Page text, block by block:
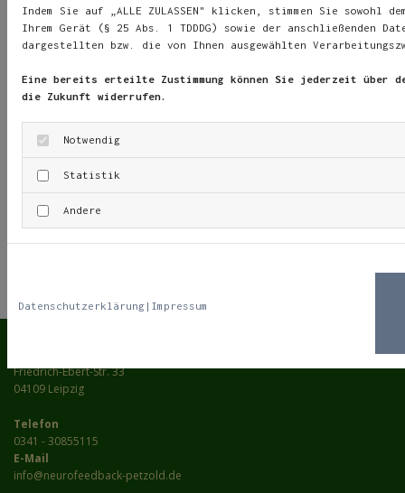
Barrieren stoßen, wenden Sie sich bitte an
info@neurofeedback-petzold.de.
Bildquellen
#75600333 | Urheber: freshidea - Fotolia.com
Webseitenerstellung: Schlütersche Verlagsgesellschaft
mbH & Co. KG
Friedrich-Ebert-Str. 33
04109 Leipzig
Telefon
0341 - 30855115
E-Mail
info@neurofeedback-petzold.de
Indem Sie auf „ALLE ZULASSEN" klicken, stimmen Sie sowohl
Ihrem Gerät (§ 25 Abs. 1 TDDDG) sowie der anschließenden
dargestellten bzw. die von Ihnen ausgewählten
Eine bereits erteilte Zustimmung können Sie jederzeit über
die Zukunft widerrufen.
Notwendig
Statistik
Andere
Datenschutzerklärung | Impressum